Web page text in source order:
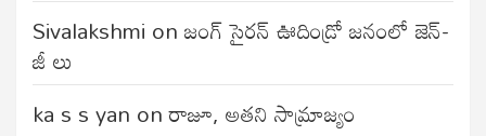
Sivalakshmi onజంగ్‌ సైరన్‌ ఊదిండ్రో జనంలో జెన్-
జీ లు
ka s s yan onరాజూ, అతని సామ్రాజ్యం